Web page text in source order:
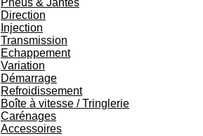
Pneus & Jantes
Direction
Injection
Transmission
Echappement
Variation
Démarrage
Refroidissement
Boîte à vitesse / Tringlerie
Carénages
Accessoires